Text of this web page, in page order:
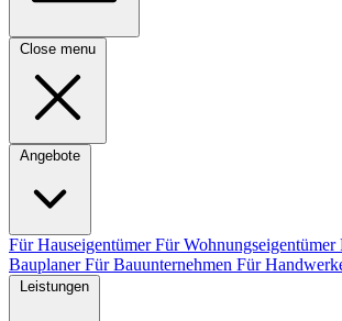
Close menu
Angebote
Für HauseigentümerFür Wohnungseigentümer
BauplanerFür Bauunternehmen Für
Leistungen